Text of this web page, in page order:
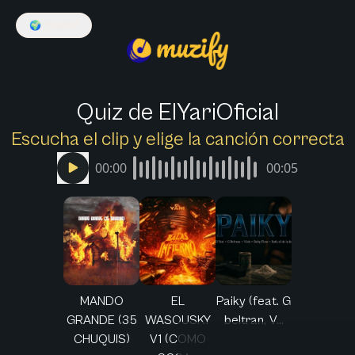
🌍
Quiz de ElYariOficial
Escucha el clip y elige la canción correcta
00:00 00:05
MANDO
GRANDE (35
CHUQUIS)
EL
WASOUSKY
V1 (COMO
Paiky (feat. G
beltran, V...